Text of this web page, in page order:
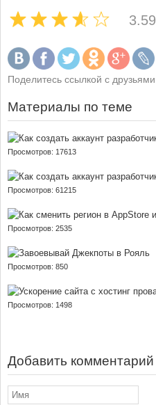
3.59
Поделитесь ссылкой с друзьями
Материалы по теме
Просмотров: 17613
Просмотров: 61215
Просмотров: 2535
Просмотров: 850
Просмотров: 1498
Добавить комментарий